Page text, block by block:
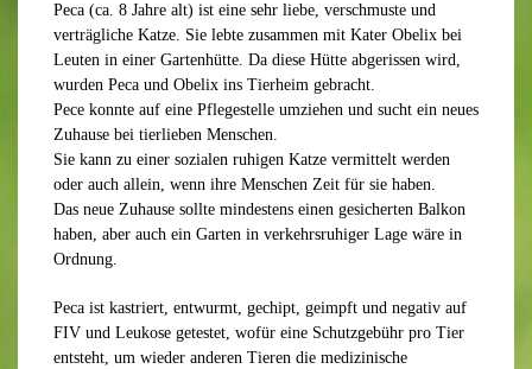
Peca (ca. 8 Jahre alt) ist eine sehr liebe, verschmuste und
verträgliche Katze. Sie lebte zusammen mit Kater Obelix bei
Leuten in einer Gartenhütte. Da diese Hütte abgerissen wird,
wurden Peca und Obelix ins Tierheim gebracht.
Pece konnte auf eine Pflegestelle umziehen und sucht ein neues
Zuhause bei tierlieben Menschen.
Sie kann zu einer sozialen ruhigen Katze vermittelt werden
oder auch allein, wenn ihre Menschen Zeit für sie haben.
Das neue Zuhause sollte mindestens einen gesicherten Balkon
haben, aber auch ein Garten in verkehrsruhiger Lage wäre in
Ordnung.
Peca ist kastriert, entwurmt, gechipt, geimpft und negativ auf
FIV und Leukose getestet, wofür eine Schutzgebühr pro Tier
entsteht, um wieder anderen Tieren die medizinische